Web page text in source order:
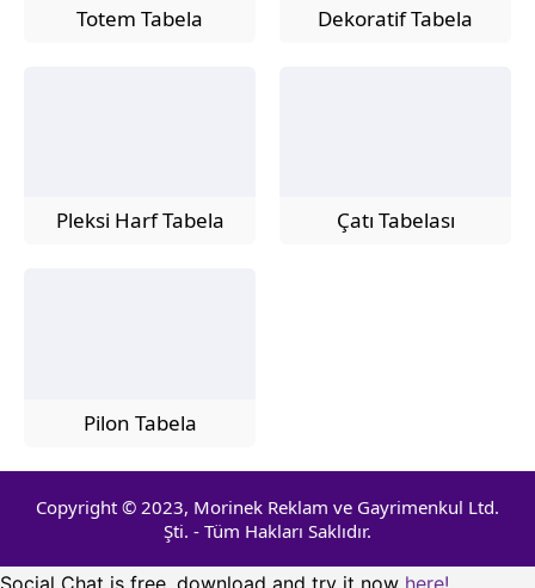
Totem Tabela Dekoratif Tabela
Pleksi Harf Tabela Çatı Tabelası
Pilon Tabela
Copyright © 2023, Morinek Reklam ve Gayrimenkul Ltd.
Şti. - Tüm Hakları Saklıdır.
Social Chat is free, download and try it now here!